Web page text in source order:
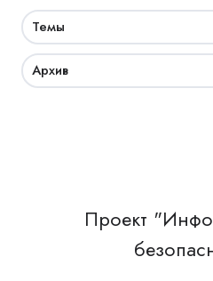
Темы
Архив
Проект